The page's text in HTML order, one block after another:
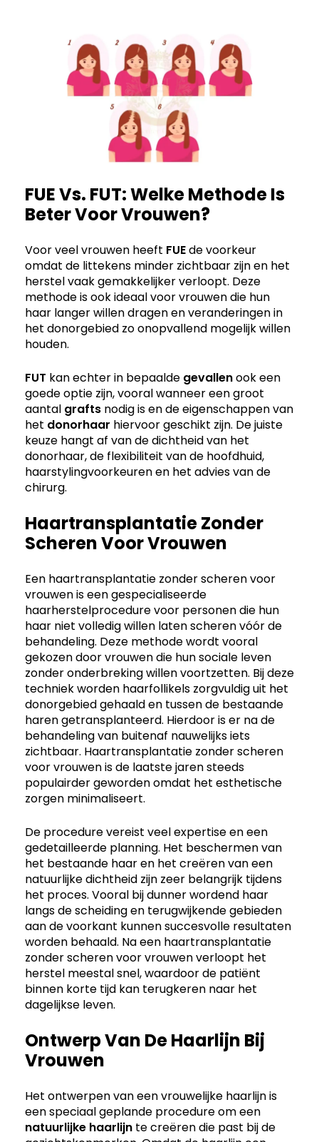
FUE Vs. FUT: Welke Methode Is
Beter Voor Vrouwen?
Voor veel vrouwen heeft FUEde voorkeur
omdat de littekens minder zichtbaar zijn en het
herstel vaak gemakkelijker verloopt. Deze
methode is ook ideaal voor vrouwen die hun
haar langer willen dragen en veranderingen in
het donorgebied zo onopvallend mogelijk willen
houden.
FUT kan echter in bepaalde gevallenook een
goede optie zijn, vooral wanneer een groot
aantal grafts nodig is en de eigenschappen van
het donorhaar hiervoor geschikt zijn. De juiste
keuze hangt af van de dichtheid van het
donorhaar, de flexibiliteit van de hoofdhuid,
haarstylingvoorkeuren en het advies van de
chirurg.
Haartransplantatie Zonder
Scheren Voor Vrouwen
Een haartransplantatie zonder scheren voor
vrouwen is een gespecialiseerde
haarherstelprocedure voor personen die hun
haar niet volledig willen laten scheren vóór de
behandeling. Deze methode wordt vooral
gekozen door vrouwen die hun sociale leven
zonder onderbreking willen voortzetten. Bij deze
techniek worden haarfollikels zorgvuldig uit het
donorgebied gehaald en tussen de bestaande
haren getransplanteerd. Hierdoor is er na de
behandeling van buitenaf nauwelijks iets
zichtbaar. Haartransplantatie zonder scheren
voor vrouwen is de laatste jaren steeds
populairder geworden omdat het esthetische
zorgen minimaliseert.
De procedure vereist veel expertise en een
gedetailleerde planning. Het beschermen van
het bestaande haar en het creëren van een
natuurlijke dichtheid zijn zeer belangrijk tijdens
het proces. Vooral bij dunner wordend haar
langs de scheiding en terugwijkende gebieden
aan de voorkant kunnen succesvolle resultaten
worden behaald. Na een haartransplantatie
zonder scheren voor vrouwen verloopt het
herstel meestal snel, waardoor de patiënt
binnen korte tijd kan terugkeren naar het
dagelijkse leven.
Ontwerp Van De Haarlijn Bij
Vrouwen
Het ontwerpen van een vrouwelijke haarlijn is
een speciaal geplande procedure om een
natuurlijke haarlijn te creëren die past bij de